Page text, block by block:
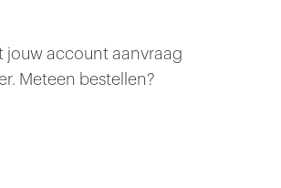
jouw account aanvraag
Meteen bestellen?